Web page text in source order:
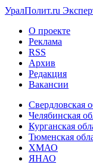
УралПолит.ru
О проекте
Реклама
RSS
Архив
Редакция
Вакансии
Свердловская
Челябинская
Курганская
Тюменская
ХМАО
ЯНАО